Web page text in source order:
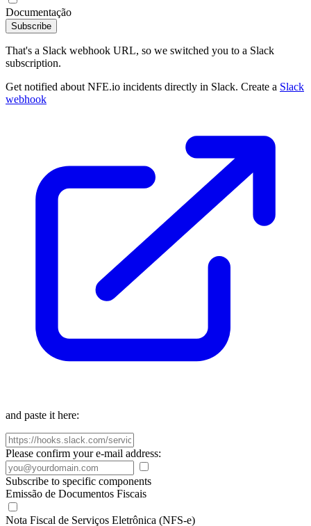
Documentação
Subscribe
That's a Slack webhook URL, so we switched you to a Slack
subscription.
Get notified about NFE.io incidents directly in Slack. Create a Slack
webhook
and paste it here:
Please confirm your e-mail address:
Subscribe to specific components
Emissão de Documentos Fiscais
Nota Fiscal de Serviços Eletrônica (NFS-e)